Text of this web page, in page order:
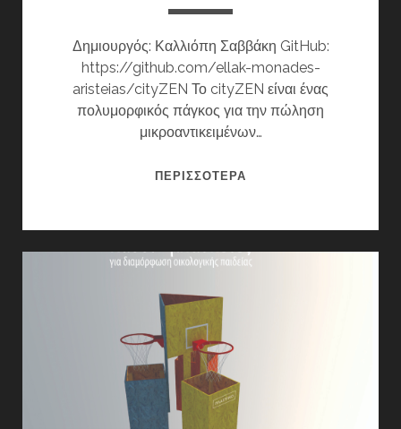
Δημιουργός: Καλλιόπη Σαββάκη GitHub:
https://github.com/ellak-monades-
aristeias/cityZEN Το cityZEN είναι ένας
πολυμορφικός πάγκος για την πώληση
μικροαντικειμένων…
ΠΕΡΙΣΣΌΤΕΡΑ